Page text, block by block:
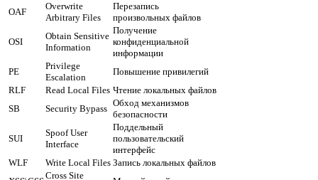
OAF
Overwrite
Arbitrary Files
Перезапись
произвольных файлов
OSI
Obtain Sensitive
Information
Получение
конфиденциальной
информации
PE
Privilege
Escalation
Повышение привилегий
RLF
Read Local Files Чтение локальных файлов
SB
Security Bypass
Обход механизмов
безопасности
SUI
Spoof User
Interface
Поддельный
пользовательский
интерфейс
WLF
Write Local Files Запись локальных файлов
Cross Site